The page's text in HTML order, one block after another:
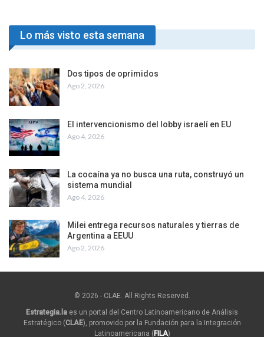
Lo más visto esta semana
Dos tipos de oprimidos
Ago 2, 2026
El intervencionismo del lobby israelí en EU
Ago 4, 2026
La cocaína ya no busca una ruta, construyó un
sistema mundial
Ago 4, 2026
Milei entrega recursos naturales y tierras de
Argentina a EEUU
Ago 2, 2026
© 2026 - CLAE. All Rights Reserved.
Estrategia.la es un portal del Centro Latinoamericano de Análisis
Estratégico (CLAE), promovido por la Fundación para la Integración
Latinoamericana (FILA)